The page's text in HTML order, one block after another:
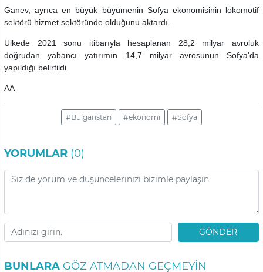
Ganev, ayrıca en büyük büyümenin Sofya ekonomisinin lokomotif
sektörü hizmet sektöründe olduğunu aktardı.
Ülkede 2021 sonu itibarıyla hesaplanan 28,2 milyar avroluk
doğrudan yabancı yatırımın 14,7 milyar avrosunun Sofya'da
yapıldığı belirtildi.
AA
#Bulgaristan #ekonomi #Sofya
YORUMLAR (0)
GÖNDER
BUNLARA GÖZ ATMADAN GEÇMEYIN